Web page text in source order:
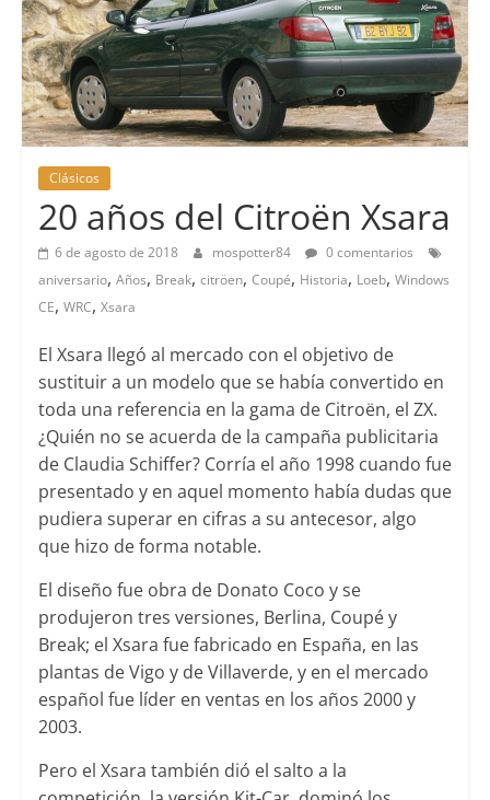
Clásicos
20 años del Citroën Xsara
6 de agosto de 2018 mospotter84
0 comentarios
aniversario, Años, Break, citröen, Coupé, Historia, Loeb, Windows
CE, WRC, Xsara
El Xsara llegó al mercado con el objetivo de
sustituir a un modelo que se había convertido en
toda una referencia en la gama de Citroën, el ZX.
¿Quién no se acuerda de la campaña publicitaria
de Claudia Schiffer? Corría el año 1998 cuando fue
presentado y en aquel momento había dudas que
pudiera superar en cifras a su antecesor, algo
que hizo de forma notable.
El diseño fue obra de Donato Coco y se
produjeron tres versiones, Berlina, Coupé y
Break; el Xsara fue fabricado en España, en las
plantas de Vigo y de Villaverde, y en el mercado
español fue líder en ventas en los años 2000 y
2003.
Pero el Xsara también dió el salto a la